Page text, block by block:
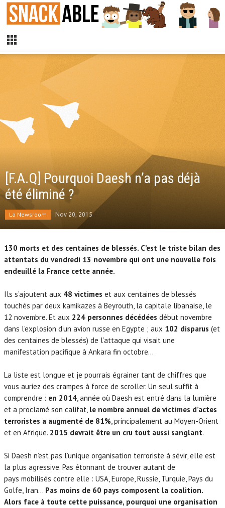
[F.A.Q] Pourquoi Daesh n’a pas déjà
été éliminé ?
La Newsroom Nov 20, 2015
130 morts et des centaines de blessés. C’est le triste bilan des
attentats du vendredi 13 novembre qui ont une nouvelle fois
endeuillé la France cette année.
Ils s’ajoutent aux 48 victimes et aux centaines de blessés
touchés par deux kamikazes à Beyrouth, la capitale libanaise, le
12 novembre. Et aux 224 personnes décédées début novembre
dans l’explosion d’un avion russe en Egypte ; aux 102 disparus (et
des centaines de blessés) de l’attaque qui visait une
manifestation pacifique à Ankara fin octobre…
La liste est longue et je pourrais égrainer tant de chiffres que
vous auriez des crampes à force de scroller. Un seul suffit à
comprendre : en 2014, année où Daesh est entré dans la lumière
et a proclamé son califat, le nombre annuel de victimes d’actes
terroristes a augmenté de 81%, principalement au Moyen-Orient
et en Afrique. 2015 devrait être un cru tout aussi sanglant.
Si Daesh n’est pas l’unique organisation terroriste à sévir, elle est
la plus agressive. Pas étonnant de trouver autant de
pays mobilisés contre elle : USA, Europe, Russie, Turquie, Pays du
Golfe, Iran… Pas moins de 60 pays composent la coalition.
Alors face à toute cette puissance, pourquoi une organisation